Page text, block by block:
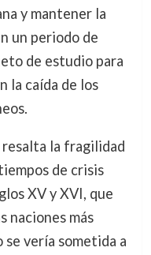
y mantener la
un periodo de
de estudio para
la caída de los
la fragilidad
de crisis
XV y XVI, que
naciones más
vería sometida a